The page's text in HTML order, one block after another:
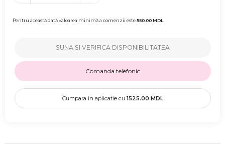
Pentru această dată valoarea minimă a comenzii este550.00MDL
SUNA SI VERIFICA DISPONIBILITATEA
Comanda telefonic
Cumpara in aplicatie cu 1525.00 MDL